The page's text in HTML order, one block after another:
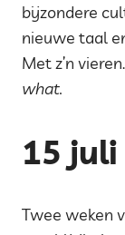
bijzondere
nieuwe taal
Met z’n
what.
15
Twee weken